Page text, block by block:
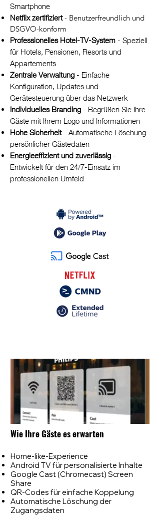
Smartphone
Netflix zertifiziert- Benutzerfreundlich und
DSGVO-konform
Professionelles Hotel-TV-System - Speziell
für Hotels, Pensionen, Resorts und
Appartements
Zentrale Verwaltung - Einfache
Konfiguration, Updates und
Gerätesteuerung über das Netzwerk
Individuelles Branding - Begrüßen Sie Ihre
Gäste mit Ihrem Logo und Informationen
Hohe Sicherheit- Automatische Löschung
persönlicher Gästedaten
Energieeffizient und zuverlässig -
Entwickelt für den 24/7-Einsatz im
professionellen Umfeld
Wie Ihre Gäste es erwarten
Home-like-Experience
Android TV für personalisierte Inhalte
Google Cast (Chromecast) Screen
Share
QR-Codes für einfache Koppelung
Automatische Löschung der
Zugangsdaten